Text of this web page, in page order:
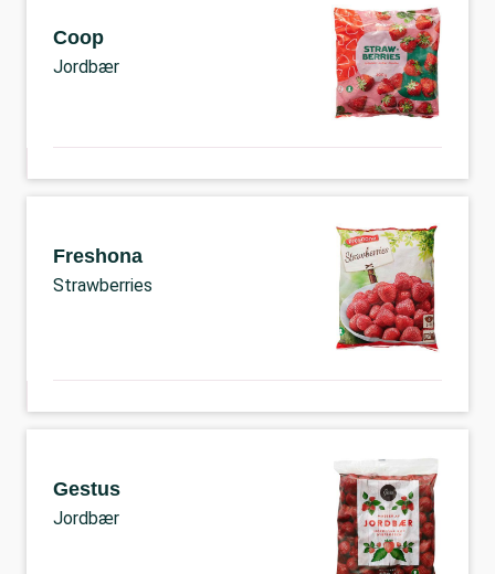
Coop
Jordbær
Freshona
Strawberries
Gestus
Jordbær